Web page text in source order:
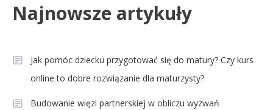
Najnowsze artykuły
Jak pomóc dziecku przygotować się do matury? Czy kurs
online to dobre rozwiązanie dla maturzysty?
Budowanie więzi partnerskiej w obliczu wyzwań